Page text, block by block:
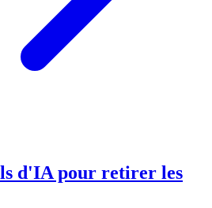
d'IA pour retirer les